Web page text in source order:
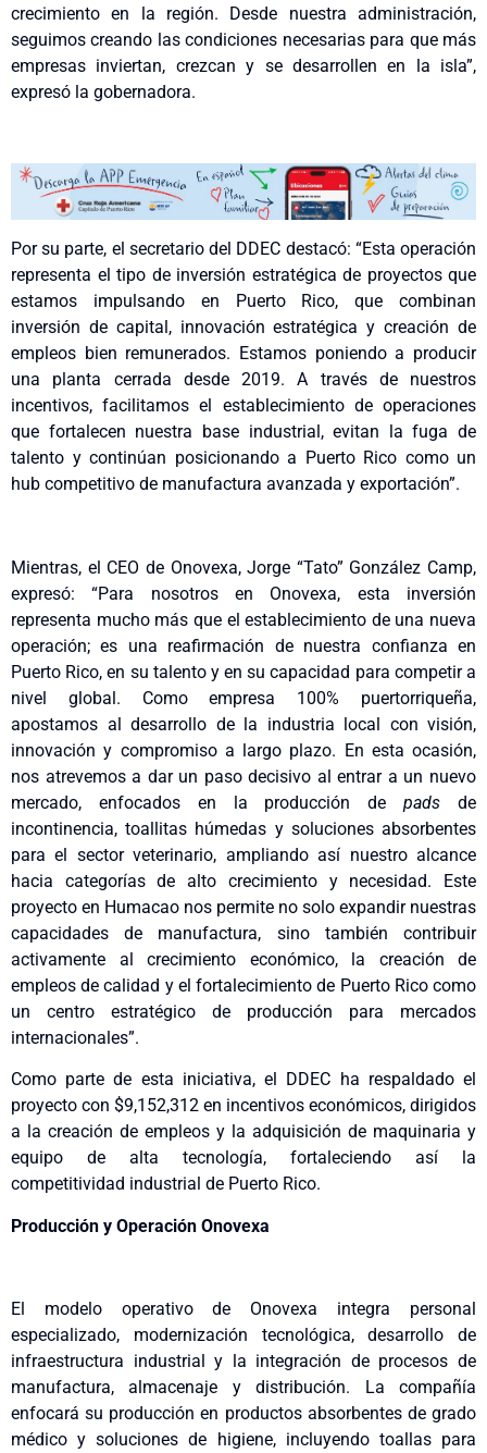
crecimiento en la región. Desde nuestra administración,
seguimos creando las condiciones necesarias para que más
empresas inviertan, crezcan y se desarrollen en la isla”,
expresó la gobernadora.
Por su parte, el secretario del DDEC destacó: “Esta operación
representa el tipo de inversión estratégica de proyectos que
estamos impulsando en Puerto Rico, que combinan
inversión de capital, innovación estratégica y creación de
empleos bien remunerados. Estamos poniendo a producir
una planta cerrada desde 2019. A través de nuestros
incentivos, facilitamos el establecimiento de operaciones
que fortalecen nuestra base industrial, evitan la fuga de
talento y continúan posicionando a Puerto Rico como un
hub competitivo de manufactura avanzada y exportación”.
Mientras, el CEO de Onovexa, Jorge “Tato” González Camp,
expresó: “Para nosotros en Onovexa, esta inversión
representa mucho más que el establecimiento de una nueva
operación; es una reafirmación de nuestra confianza en
Puerto Rico, en su talento y en su capacidad para competir a
nivel global. Como empresa 100% puertorriqueña,
apostamos al desarrollo de la industria local con visión,
innovación y compromiso a largo plazo. En esta ocasión,
nos atrevemos a dar un paso decisivo al entrar a un nuevo
mercado, enfocados en la producción depadsde
incontinencia, toallitas húmedas y soluciones absorbentes
para el sector veterinario, ampliando así nuestro alcance
hacia categorías de alto crecimiento y necesidad. Este
proyecto en Humacao nos permite no solo expandir nuestras
capacidades de manufactura, sino también contribuir
activamente al crecimiento económico, la creación de
empleos de calidad y el fortalecimiento de Puerto Rico como
un centro estratégico de producción para mercados
internacionales”.
Como parte de esta iniciativa, el DDEC ha respaldado el
proyecto con $9,152,312 en incentivos económicos, dirigidos
a la creación de empleos y la adquisición de maquinaria y
equipo de alta tecnología,
fortaleciendo así la
competitividad industrial de Puerto Rico.
Producción y Operación Onovexa
El modelo operativo de Onovexa integra personal
especializado, modernización tecnológica, desarrollo de
infraestructura industrial y la integración de procesos de
manufactura, almacenaje y distribución. La compañía
enfocará su producción en productos absorbentes de grado
médico y soluciones de higiene, incluyendo toallas para